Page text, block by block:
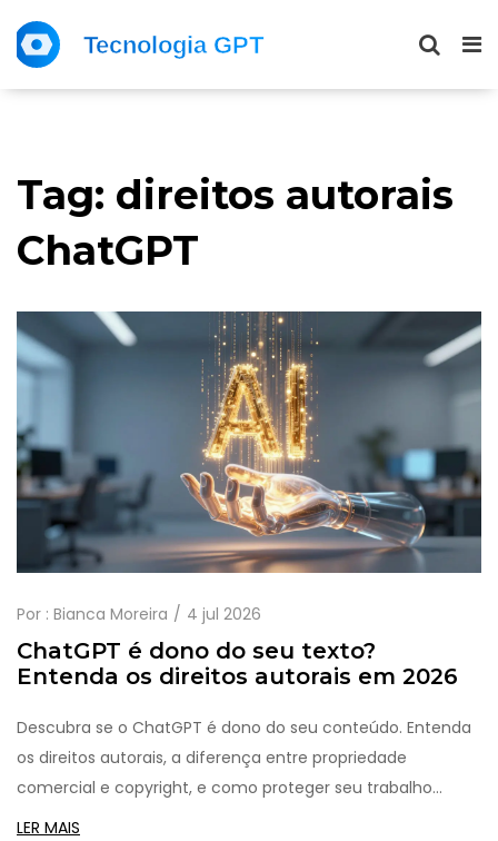
Tag: direitos autorais
ChatGPT
Por : Bianca Moreira 4 jul 2026
ChatGPT é dono do seu texto?
Entenda os direitos autorais em 2026
Descubra se o ChatGPT é dono do seu conteúdo. Entenda
os direitos autorais, a diferença entre propriedade
comercial e copyright, e como proteger seu trabalho
criado com IA em 2026.
LER MAIS